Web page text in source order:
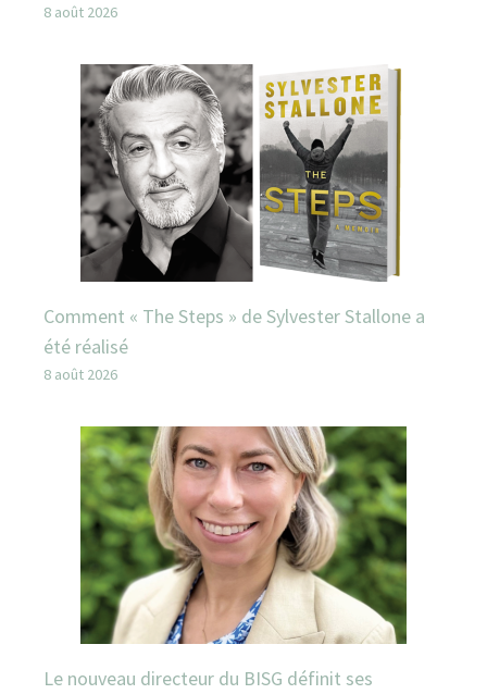
8 août 2026
Comment « The Steps » de Sylvester Stallone a
été réalisé
8 août 2026
Le nouveau directeur du BISG définit ses